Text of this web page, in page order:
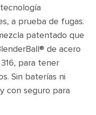
a prueba de fugas.
patentado que
de acero
para tener
Sin baterías ni
con seguro para